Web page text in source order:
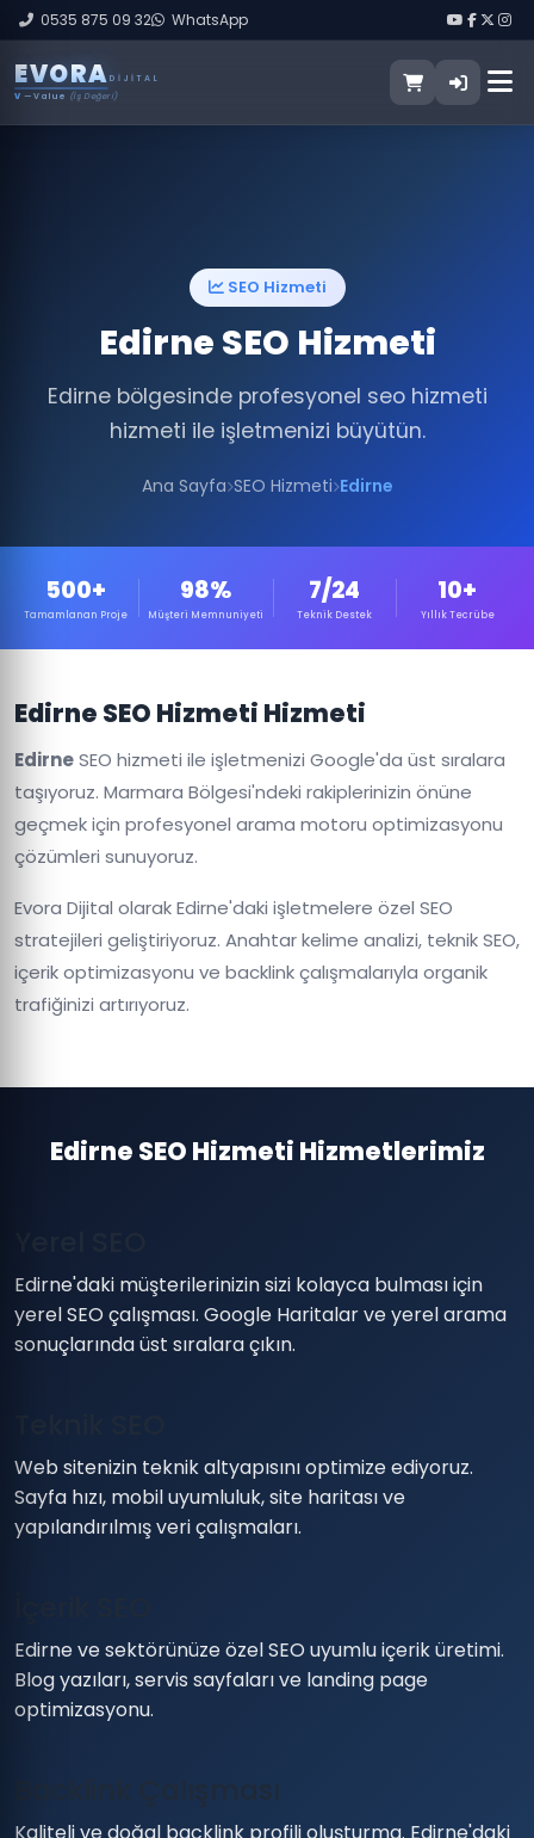
0535 875 09 32 WhatsApp
EVORA DIJITAL
V — Value (İş Değeri)
SEO Hizmeti
Edirne SEO Hizmeti
Edirne bölgesinde profesyonel seo hizmeti
hizmeti ile işletmenizi büyütün.
Ana Sayfa SEO Hizmeti Edirne
500+
Tamamlanan Proje
98%
Müşteri Memnuniyeti
7/24
Teknik Destek
10+
Yıllık Tecrübe
Edirne SEO Hizmeti Hizmeti
EdirneSEO hizmeti ile işletmenizi Google'da üst sıralara
taşıyoruz. Marmara Bölgesi'ndeki rakiplerinizin önüne
geçmek için profesyonel arama motoru optimizasyonu
çözümleri sunuyoruz.
Evora Dijital olarak Edirne'daki işletmelere özel SEO
stratejileri geliştiriyoruz. Anahtar kelime analizi, teknik SEO,
içerik optimizasyonu ve backlink çalışmalarıyla organik
trafiğinizi artırıyoruz.
Edirne SEO Hizmeti Hizmetlerimiz
Edirne'daki müşterilerinizin sizi kolayca bulması için
yerel SEO çalışması. Google Haritalar ve yerel arama
sonuçlarında üst sıralara çıkın.
Web sitenizin teknik altyapısını optimize ediyoruz.
Sayfa hızı, mobil uyumluluk, site haritası ve
yapılandırılmış veri çalışmaları.
Edirne ve sektörünüze özel SEO uyumlu içerik üretimi.
Blog yazıları, servis sayfaları ve landing page
optimizasyonu.
Backlink Çalışması